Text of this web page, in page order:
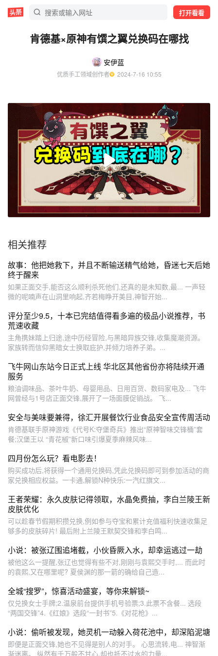
打开看看
肯德基×原神有馔之翼兑换码在哪找
安伊蓝
优质手工领域创作者
  2024-7-16 10:55
相关推荐
故事：他把她救下，并且不断输送精气给她，昏迷七天后她
终于醒来
如果正面交手,能否这么顺利杀死他们,还真的是未知数,最... 一声轻
微的呢喃声在山洞里响起,齐若梅睁开美目,神智开始...
评分至少9.5，十本已完结值得看多遍的极品小说推荐，书
荒速收藏
主角携妹踏上归途,途中历经冒险,与黑暗异族交锋,收集魔潮资源。
家族转而信仰黑暗女士换取庇护,并倾力培养子弟。...
飞牛网山东站今日正式上线 华北区其他省份亦将陆续开通
服务
粮油调味品、茶叶牛奶、母婴用品、日用百货、数码家电及... 飞牛
网曾经与1号店正面交锋,展开了一场面膜促销战。 飞...
安全与美味要兼得，徐汇开展餐饮行业食品安全宣传周活动
肯德基联手原神游戏《代号K:夺堡奇兵》推出“原神智味交锋桶”套
餐;汉堡王以 “青花椒”新口味引爆夏季麻辣风味...
四月份怎么玩？看电影去！
购买成功后,将获得一个通用兑换码,凭此兑换码即可到参加活动的商
家兑换相应权益。一卡通,解锁N种快乐:一汽红旗文...
王者荣耀：永久皮肤记得领取，水晶免费抽，李白兰陵王新
皮肤优化
可以趁春节假期积攒兑换,例如参与夺宝和累计充值福利快速收集足
够多的皮肤碎片! 最后附上兰陵王默契交锋和李白鸣...
小说：被张辽围追堵截，小伙昏厥入水，却幸运逃过一劫
被他这么一提醒,张辽也觉得有些不对,刚刚与袁熙交手时,... 而此时
的袁熙,又在哪里呢? 夏侯渊的那一箭的确给自己造...
全城“搜罗”，惊喜活动盛宴，等你来解锁~
仅兑换女士手牌;2.温泉前台提供手机号验票;3.此票不含餐... 选段
“两国交锋”4.《红娘》选段“一封书”5.《对花枪》...
小说：偷听被发现，她灵机一动躲入荷花池中，却深陷泥塘
即便是正面交锋,她也不见得是别人的对手。 心思流转,电... 神智渐
渐迷离。 纵然有千万般不甘心,却也抵不过水的力量...